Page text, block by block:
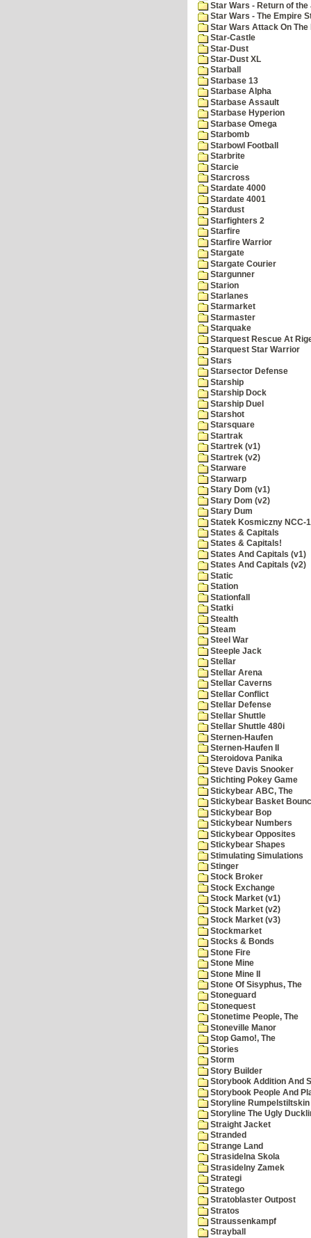
Star Wars - Return of
Star Wars - The Empire
Star Wars Attack On The
Star-Castle
Star-Dust
Star-Dust XL
Starball
Starbase 13
Starbase Alpha
Starbase Assault
Starbase Hyperion
Starbase Omega
Starbomb
Starbowl Football
Starbrite
Starcie
Starcross
Stardate 4000
Stardate 4001
Stardust
Starfighters 2
Starfire
Starfire Warrior
Stargate
Stargate Courier
Stargunner
Starion
Starlanes
Starmarket
Starmaster
Starquake
Starquest Rescue At
Starquest Star Warrior
Stars
Starsector Defense
Starship
Starship Dock
Starship Duel
Starshot
Starsquare
Startrak
Startrek (v1)
Startrek (v2)
Starware
Starwarp
Stary Dom (v1)
Stary Dom (v2)
Stary Dum
Statek Kosmiczny NCC-
States & Capitals
States & Capitals!
States And Capitals (v1)
States And Capitals (v2)
Static
Station
Stationfall
Statki
Stealth
Steam
Steel War
Steeple Jack
Stellar
Stellar Arena
Stellar Caverns
Stellar Conflict
Stellar Defense
Stellar Shuttle
Stellar Shuttle 480i
Sternen-Haufen
Sternen-Haufen II
Steroidova Panika
Steve Davis Snooker
Stichting Pokey Game
Stickybear ABC, The
Stickybear Basket
Stickybear Bop
Stickybear Numbers
Stickybear Opposites
Stickybear Shapes
Stimulating Simulations
Stinger
Stock Broker
Stock Exchange
Stock Market (v1)
Stock Market (v2)
Stock Market (v3)
Stockmarket
Stocks & Bonds
Stone Fire
Stone Mine
Stone Mine II
Stone Of Sisyphus, The
Stoneguard
Stonequest
Stonetime People, The
Stoneville Manor
Stop Gamo!, The
Stories
Storm
Story Builder
Storybook Addition And
Storybook People And
Storyline Rumpelstiltskin
Storyline The Ugly
Straight Jacket
Stranded
Strange Land
Strasidelna Skola
Strasidelny Zamek
Strategi
Stratego
Stratoblaster Outpost
Stratos
Straussenkampf
Strayball